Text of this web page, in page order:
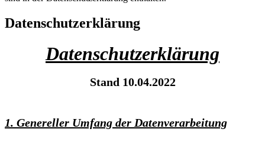
Datenschutzerklärung
Datenschutzerklärung
Stand 10.04.2022
1. Genereller Umfang der Datenverarbeitung